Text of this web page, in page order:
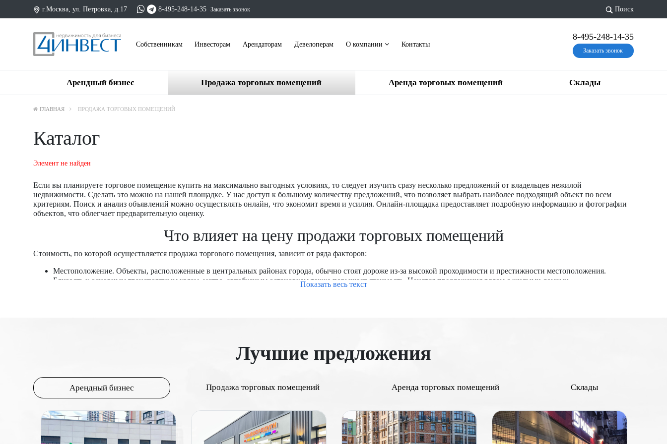
г.Москва, ул. Петровка, д.17 8-495-248-14-35 Заказать звонок Поиск
Cобственникам Инвесторам Арендаторам Девелоперам О компании Контакты
8-495-248-14-35
Заказать звонок
Арендный бизнес Продажа торговых помещений Аренда торговых помещений Склады
ГЛАВНАЯ ПРОДАЖА ТОРГОВЫХ ПОМЕЩЕНИЙ
Каталог
Элемент не найден
Если вы планируете торговое помещение купить на максимально выгодных условиях, то следует изучить сразу несколько предложений от владельцев нежилой
недвижимости. Сделать это можно на нашей площадке. У нас доступ к большому количеству предложений, что позволяет выбрать наиболее подходящий объект по всем
критериям. Поиск и анализ объявлений можно осуществлять онлайн, что экономит время и усилия. Онлайн-площадка предоставляет подробную информацию и фотографии
объектов, что облегчает предварительную оценку.
Что влияет на цену продажи торговых помещений
Стоимость, по которой осуществляется продажа торгового помещения, зависит от ряда факторов:
Местоположение. Объекты, расположенные в центральных районах города, обычно стоят дороже из-за высокой проходимости и престижности местоположения.
Близость к основным транспортным узлам, метро, автобусным остановкам также повышает стоимость. Ценятся предложения рядом с жилыми домами.
Коммерческая привлекательность района. Районы с развитыми коммерческими зонами, торговыми центрами и бизнес-кварталами привлекают больше покупателей и
коммерческой недвижимости, то помещения на первом этаже стоят дороже.
Состояние и оснащение. Новые или недавно отремонтированные помещения с современными коммуникациями и отделкой обычно оцениваются выше. Наличие всех
необходимых коммуникаций (электричество, водоснабжение, отопление, кондиционирование) важно для потенциальных покупателей.
привлекательность объекта.
Арендный доход. Потенциальный доход от аренды является важным фактором. Чем выше доходность объекта, тем выше его рыночная стоимость.
стоимость недвижимости.
Цена торговых помещений формируется под влиянием множества факторов, начиная от местоположения и проходимости до состояния объекта и экономических условий.
Понимание этих факторов и их взаимодействия помогает более точно оценить стоимость недвижимости и принять обоснованные решения при покупке или продаже
Показать весь текст
Лучшие предложения
Арендный бизнес Продажа торговых помещений Аренда торговых помещений Склады